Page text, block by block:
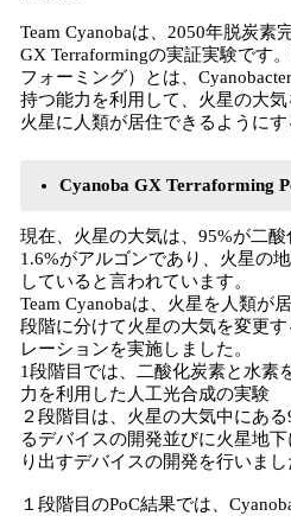
Team Cyanobaは、2050年脱炭素
GX Terraformingの実証実験です
フォーミング）とは、
持つ能力を利用して、火星の大気
火星に人類が居住できるようにす
Cyanoba GX Terraforming
現在、火星の大気は、95%が二酸
1.6%がアルゴンであり、火星の
していると言われています。
Team Cyanobaは、火星を人類が
段階に分けて火星の大気を変更
レーションを実施しました。
1段階目では、二酸化炭素と水素
力を利用した人工光合成の実験
２段階目は、火星の大気中にあ
るデバイスの開発並びに火星地
り出すデバイスの開発を行いまし
１段階目のPoC結果では、